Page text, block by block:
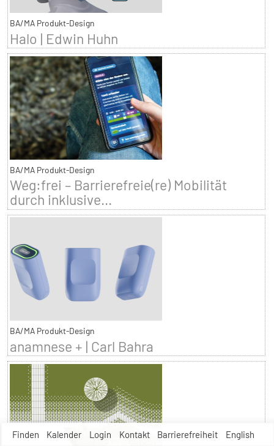
Finden Kalender Login Kontakt Barrierefreiheit English
BA/MA Produkt-Design
Halo | Edwin Huhn
BA/MA Produkt-Design
Weg:frei – Barrierefreie(re) Mobilität
durch inklusive...
BA/MA Produkt-Design
anamnese + | Carl Bahra